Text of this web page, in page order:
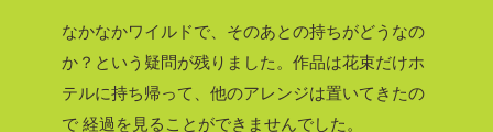
なかなかワイルドで、そのあとの持ちがどうなの
か？という疑問が残りました。作品は花束だけホ
テルに持ち帰って、他のアレンジは置いてきたの
で 経過を見ることができませんでした。